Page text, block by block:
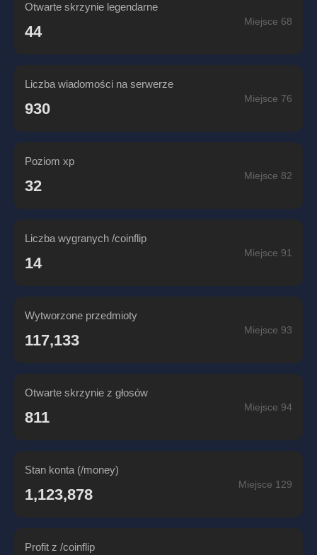
Otwarte skrzynie legendarne
44
Miejsce 68
Liczba wiadomości na serwerze
930
Miejsce 76
Poziom xp
32
Miejsce 82
Liczba wygranych /coinflip
14
Miejsce 91
Wytworzone przedmioty
117,133
Miejsce 93
Otwarte skrzynie z głosów
811
Miejsce 94
Stan konta (/money)
1,123,878
Miejsce 129
Profit z /coinflip